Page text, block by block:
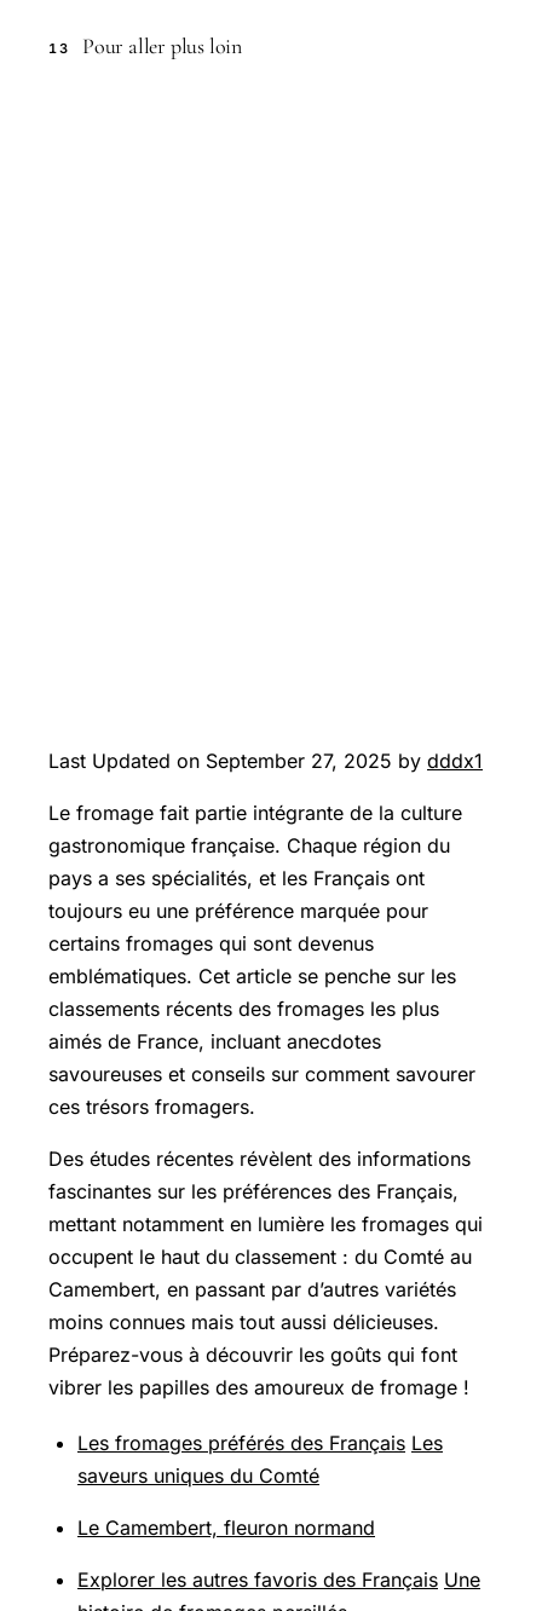
13 Pour aller plus loin
Last Updated on September 27, 2025 by dddx1
Le fromage fait partie intégrante de la culture
gastronomique française. Chaque région du
pays a ses spécialités, et les Français ont
toujours eu une préférence marquée pour
certains fromages qui sont devenus
emblématiques. Cet article se penche sur les
classements récents des fromages les plus
aimés de France, incluant anecdotes
savoureuses et conseils sur comment savourer
ces trésors fromagers.
Des études récentes révèlent des informations
fascinantes sur les préférences des Français,
mettant notamment en lumière les fromages qui
occupent le haut du classement : du Comté au
Camembert, en passant par d’autres variétés
moins connues mais tout aussi délicieuses.
Préparez-vous à découvrir les goûts qui font
vibrer les papilles des amoureux de fromage !
Les fromages préférés des Français Les
saveurs uniques du Comté
Le Camembert, fleuron normand
Explorer les autres favoris des Français Une